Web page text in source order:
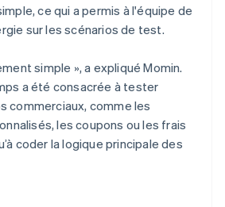
ce qui a permis à l'équipe de
sur les scénarios de test.
simple », a expliqué Momin.
a été consacrée à tester
commerciaux, comme les
les coupons ou les frais
coder la logique principale des